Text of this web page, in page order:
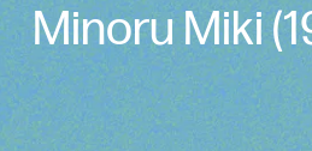
Minoru Miki